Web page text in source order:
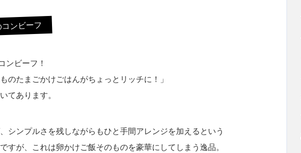
ンビーフ
ンビーフ！
のたまごかけごはんがちょっとリッチに！」
てあります。
シンプルさを残しながらもひと手間アレンジを加えるという
すが、これは卵かけご飯そのものを豪華にしてしまう逸品。